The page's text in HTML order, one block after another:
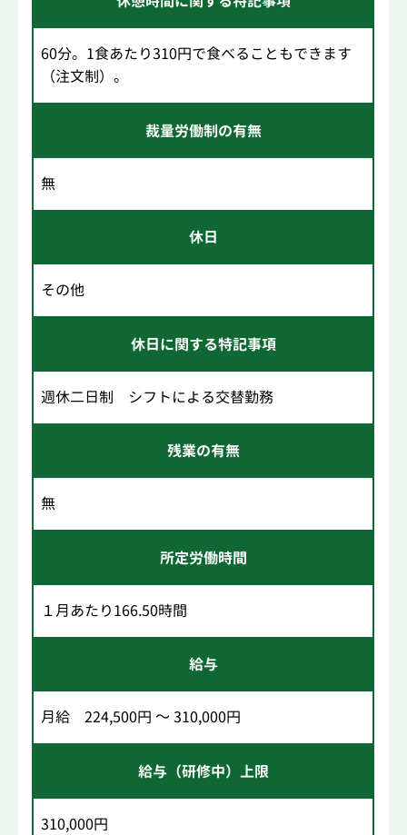
60分。1食あたり310円で食べることもできます
（注文制）。
裁量労働制の有無
無
休日
その他
休日に関する特記事項
週休二日制 シフトによる交替勤務
残業の有無
無
所定労働時間
１月あたり166.50時間
給与
月給 224,500円 ～ 310,000円
給与（研修中）上限
310,000円